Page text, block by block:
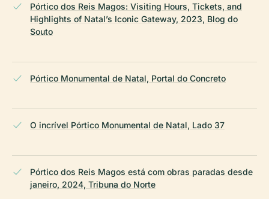
Pórtico dos Reis Magos: Visiting Hours, Tickets, and
Highlights of Natal’s Iconic Gateway, 2023, Blog do
Souto
Pórtico Monumental de Natal, Portal do Concreto
O incrível Pórtico Monumental de Natal, Lado 37
Pórtico dos Reis Magos está com obras paradas desde
janeiro, 2024, Tribuna do Norte